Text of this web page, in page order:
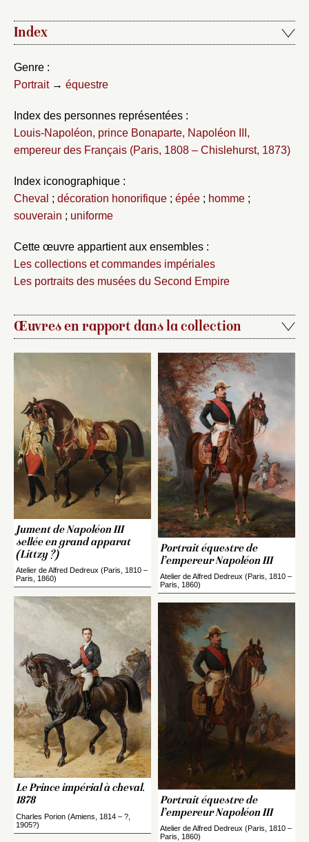
Index
Genre :
Portrait→ équestre
Index des personnes représentées :
Louis-Napoléon, prince Bonaparte, Napoléon III,
empereur des Français (Paris, 1808 – Chislehurst, 1873)
Index iconographique :
Cheval ; décoration honorifique ; épée ; homme ;
souverain ; uniforme
Cette œuvre appartient aux ensembles :
Les collections et commandes impériales
Les portraits des musées du Second Empire
Œuvres en rapport dans la collection
Jument de Napoléon III
sellée en grand apparat
(Littzy ?)
Atelier de Alfred Dedreux (Paris, 1810 –
Paris, 1860)
Le Prince impérial à cheval.
1878
Charles Porion (Amiens, 1814 – ?,
1905?)
Portrait équestre de
l’empereur Napoléon III
Atelier de Alfred Dedreux (Paris, 1810 –
Paris, 1860)
Portrait équestre de
l’empereur Napoléon III
Atelier de Alfred Dedreux (Paris, 1810 –
Paris, 1860)